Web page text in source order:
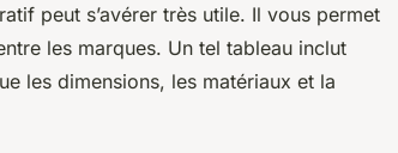
peut s’avérer très utile. Il vous permet
les marques. Un tel tableau inclut
les dimensions, les matériaux et la